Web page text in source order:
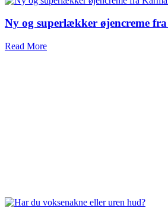
Ny og superlækker øjencreme
Read More